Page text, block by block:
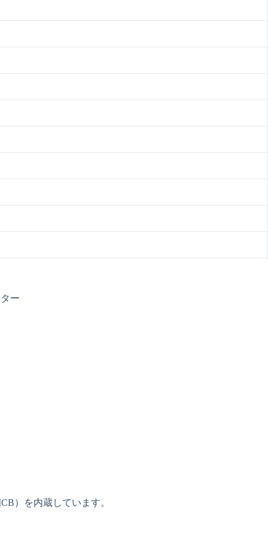
ー
）を内蔵しています。